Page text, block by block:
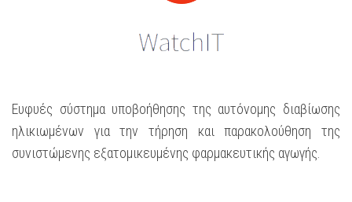
Ευφυές σύστημα υποβοήθησης της αυτόνομης διαβίωσης
ηλικιωμένων για την τήρηση και παρακολούθηση της
συνιστώμενης εξατομικευμένης φαρμακευτικής αγωγής.